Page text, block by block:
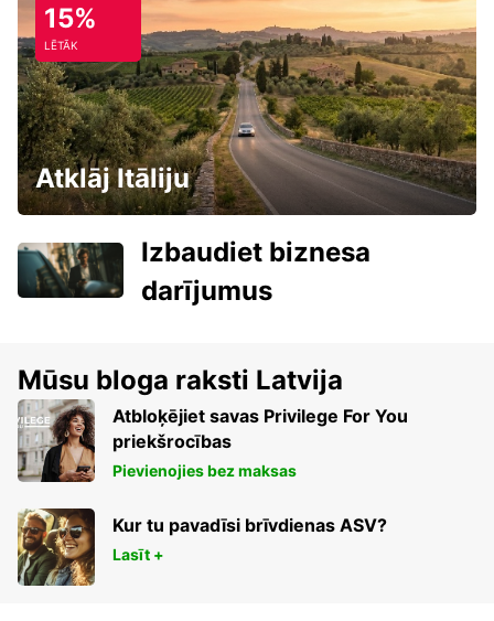
15%
LĒTĀK
Atklāj Itāliju
Izbaudiet biznesa
darījumus
Mūsu bloga raksti Latvija
Atbloķējiet savas Privilege For You
priekšrocības
Pievienojies bez maksas
Kur tu pavadīsi brīvdienas ASV?
Lasīt +